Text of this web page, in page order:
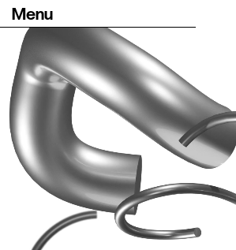
Menu